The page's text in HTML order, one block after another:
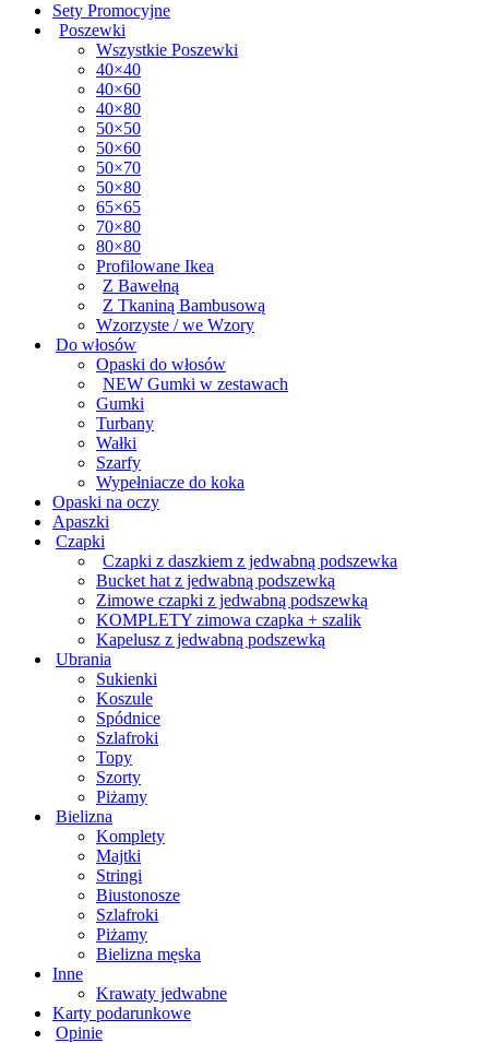
Sety Promocyjne
Poszewki
Wszystkie Poszewki
40×40
40×60
40×80
50×50
50×60
50×70
50×80
65×65
70×80
80×80
Profilowane Ikea
Z Bawełną
Z Tkaniną Bambusową
Wzorzyste / we Wzory
Do włosów
Opaski do włosów
NEW Gumki w zestawach
Gumki
Turbany
Wałki
Szarfy
Wypełniacze do koka
Opaski na oczy
Apaszki
Czapki
Czapki z daszkiem z jedwabną podszewka
Bucket hat z jedwabną podszewką
Zimowe czapki z jedwabną podszewką
KOMPLETY zimowa czapka + szalik
Kapelusz z jedwabną podszewką
Ubrania
Sukienki
Koszule
Spódnice
Szlafroki
Topy
Szorty
Piżamy
Bielizna
Komplety
Majtki
Stringi
Biustonosze
Szlafroki
Piżamy
Bielizna męska
Inne
Krawaty jedwabne
Karty podarunkowe
Opinie